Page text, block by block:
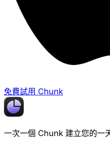
免費試用 Chunk
一次一個 Chunk 建立您的一